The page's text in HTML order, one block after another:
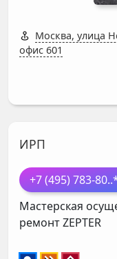
Москва, улица
офис 601
ИРП
+7 (495) 783-80
Мастерская
ремонтZEPTER